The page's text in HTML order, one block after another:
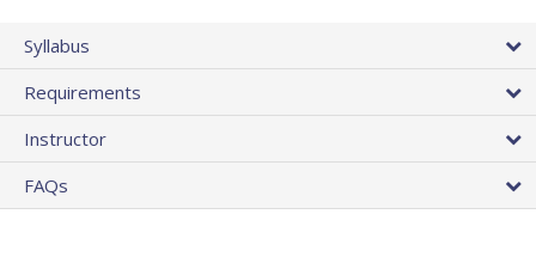
Syllabus
Requirements
Instructor
FAQs